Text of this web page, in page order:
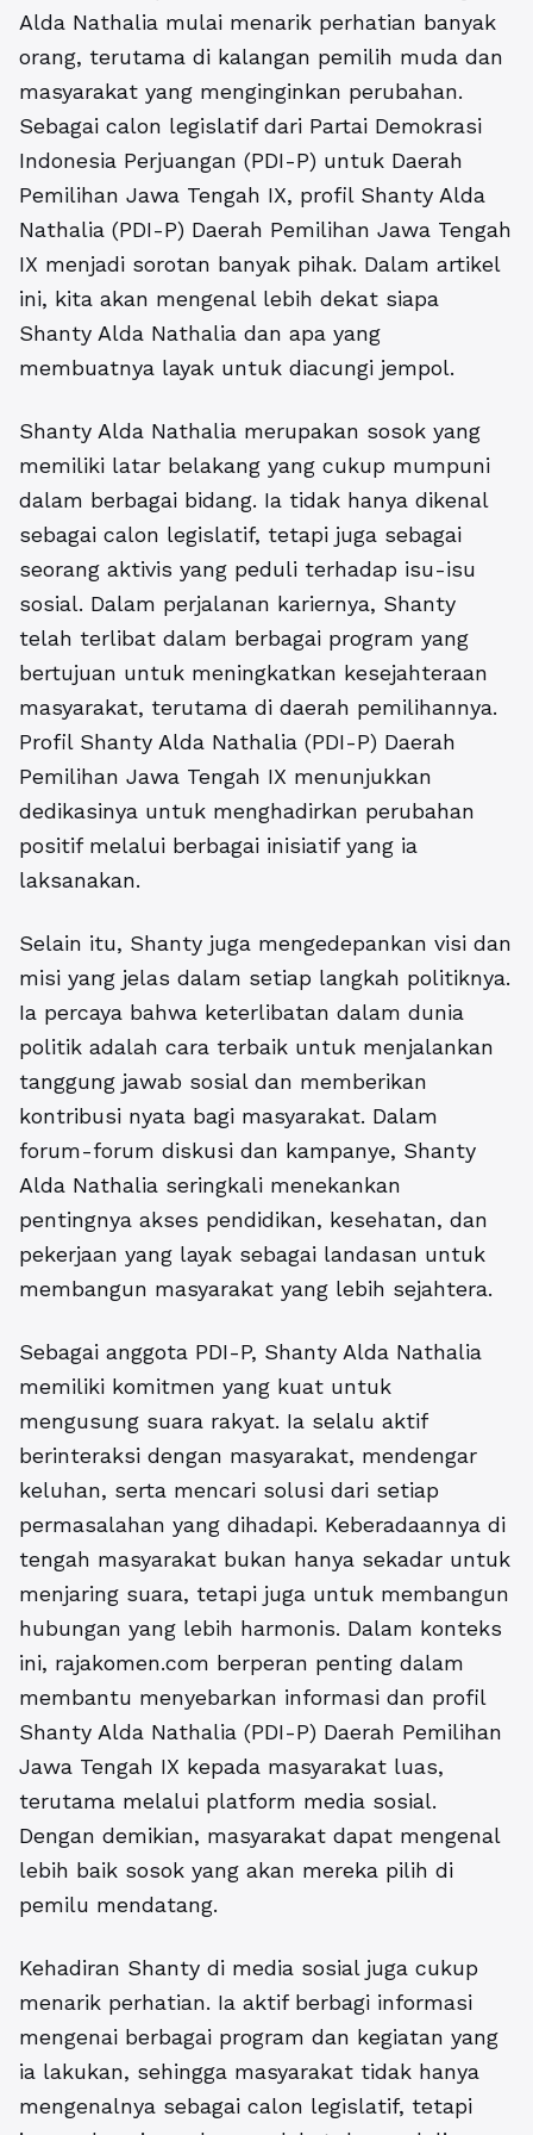
Alda Nathalia mulai menarik perhatian banyak
orang, terutama di kalangan pemilih muda dan
masyarakat yang menginginkan perubahan.
Sebagai calon legislatif dari Partai Demokrasi
Indonesia Perjuangan (PDI-P) untuk Daerah
Pemilihan Jawa Tengah IX, profil Shanty Alda
Nathalia (PDI-P) Daerah Pemilihan Jawa Tengah
IX menjadi sorotan banyak pihak. Dalam artikel
ini, kita akan mengenal lebih dekat siapa
Shanty Alda Nathalia dan apa yang
membuatnya layak untuk diacungi jempol.
Shanty Alda Nathalia merupakan sosok yang
memiliki latar belakang yang cukup mumpuni
dalam berbagai bidang. Ia tidak hanya dikenal
sebagai calon legislatif, tetapi juga sebagai
seorang aktivis yang peduli terhadap isu-isu
sosial. Dalam perjalanan kariernya, Shanty
telah terlibat dalam berbagai program yang
bertujuan untuk meningkatkan kesejahteraan
masyarakat, terutama di daerah pemilihannya.
Profil Shanty Alda Nathalia (PDI-P) Daerah
Pemilihan Jawa Tengah IX menunjukkan
dedikasinya untuk menghadirkan perubahan
positif melalui berbagai inisiatif yang ia
laksanakan.
Selain itu, Shanty juga mengedepankan visi dan
misi yang jelas dalam setiap langkah politiknya.
Ia percaya bahwa keterlibatan dalam dunia
politik adalah cara terbaik untuk menjalankan
tanggung jawab sosial dan memberikan
kontribusi nyata bagi masyarakat. Dalam
forum-forum diskusi dan kampanye, Shanty
Alda Nathalia seringkali menekankan
pentingnya akses pendidikan, kesehatan, dan
pekerjaan yang layak sebagai landasan untuk
membangun masyarakat yang lebih sejahtera.
Sebagai anggota PDI-P, Shanty Alda Nathalia
memiliki komitmen yang kuat untuk
mengusung suara rakyat. Ia selalu aktif
berinteraksi dengan masyarakat, mendengar
keluhan, serta mencari solusi dari setiap
permasalahan yang dihadapi. Keberadaannya di
tengah masyarakat bukan hanya sekadar untuk
menjaring suara, tetapi juga untuk membangun
hubungan yang lebih harmonis. Dalam konteks
ini, rajakomen.com berperan penting dalam
membantu menyebarkan informasi dan profil
Shanty Alda Nathalia (PDI-P) Daerah Pemilihan
Jawa Tengah IX kepada masyarakat luas,
terutama melalui platform media sosial.
Dengan demikian, masyarakat dapat mengenal
lebih baik sosok yang akan mereka pilih di
pemilu mendatang.
Kehadiran Shanty di media sosial juga cukup
menarik perhatian. Ia aktif berbagi informasi
mengenai berbagai program dan kegiatan yang
ia lakukan, sehingga masyarakat tidak hanya
mengenalnya sebagai calon legislatif, tetapi